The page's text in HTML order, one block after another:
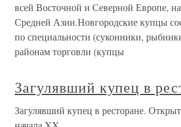
всей Восточной и Северной Европе,
Средней Азии.Новгородские купцы
по специальности (суконники,
районам торговли (купцы
Загулявший купец в
Загулявший купец в ресторане.